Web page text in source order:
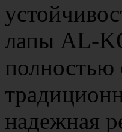
лапы AL-
полностью
надежная